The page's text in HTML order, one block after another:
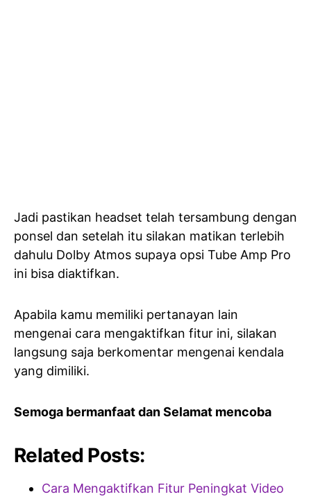
Jadi pastikan headset telah tersambung dengan
ponsel dan setelah itu silakan matikan terlebih
dahulu Dolby Atmos supaya opsi Tube Amp Pro
ini bisa diaktifkan.
Apabila kamu memiliki pertanayan lain
mengenai cara mengaktifkan fitur ini, silakan
langsung saja berkomentar mengenai kendala
yang dimiliki.
Semoga bermanfaat dan Selamat mencoba
Related Posts:
Cara Mengaktifkan Fitur Peningkat Video